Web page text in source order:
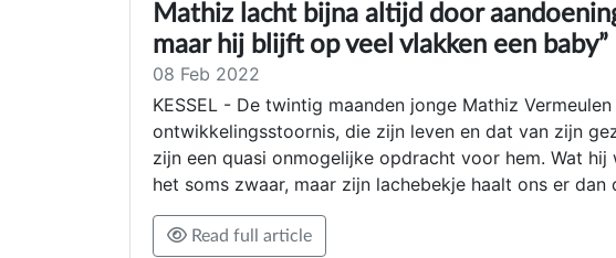
Mathiz lacht bijna altijd door
maar hij blijft op veel vlakken een baby”
08 Feb 2022
KESSEL - De twintig maanden jonge Mathiz
ontwikkelingsstoornis, die zijn leven en dat van zijn
zijn een quasi onmogelijke opdracht voor hem. Wat hij
het soms zwaar, maar zijn lachebekje haalt ons er dan
Read full article